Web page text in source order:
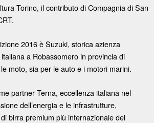
Torino, il contributo di Compagnia di San
2016 è Suzuki, storica azienza
a Robassomero in provincia di
moto, sia per le auto e i motori marini.
partner Terna, eccellenza italiana nel
dell’energia e le infrastrutture,
birra premium più internazionale del